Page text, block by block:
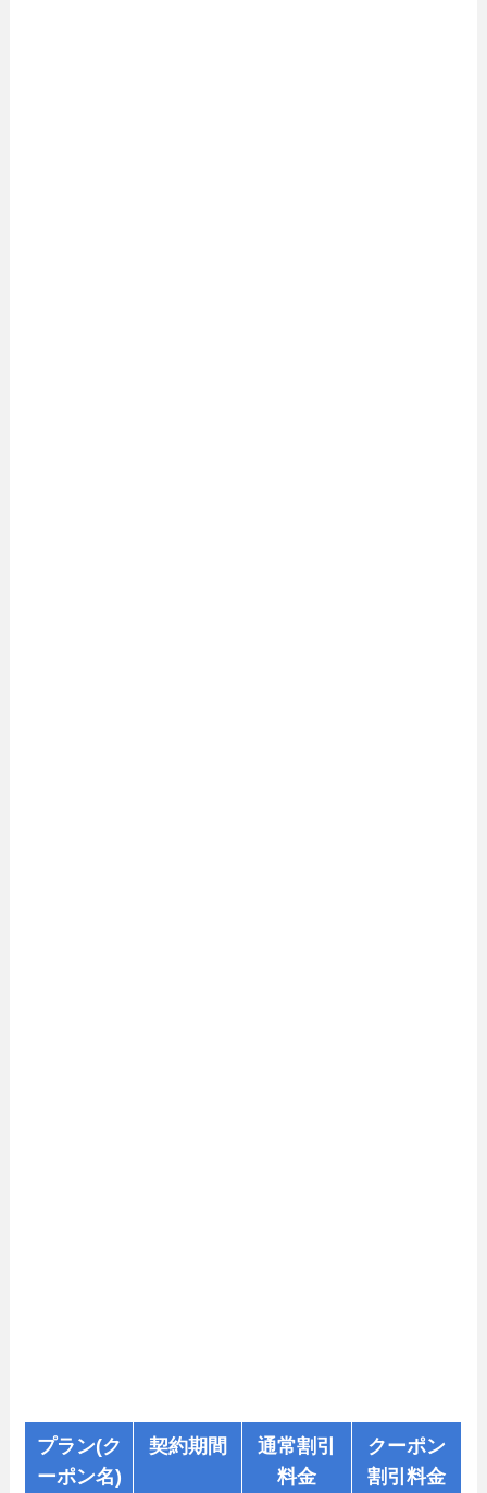
プラン(ク
ーポン名)
契約期間
通常割引
料金
クーポン
割引料金